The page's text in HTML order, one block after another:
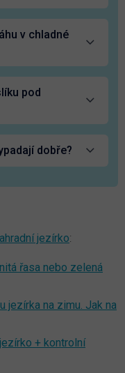
v chladné
pod
dobře?
jezírko:
řasa nebo zelená
jezírka na zimu. Jak na
+ kontrolní